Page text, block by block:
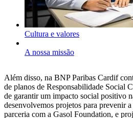
Cultura e valores
A nossa missão
Além disso, na BNP Paribas Cardif
de planos de Responsabilidade Social
de garantir um impacto social positivo
desenvolvemos projetos para prevenir
parceria com a Gasol Foundation, e